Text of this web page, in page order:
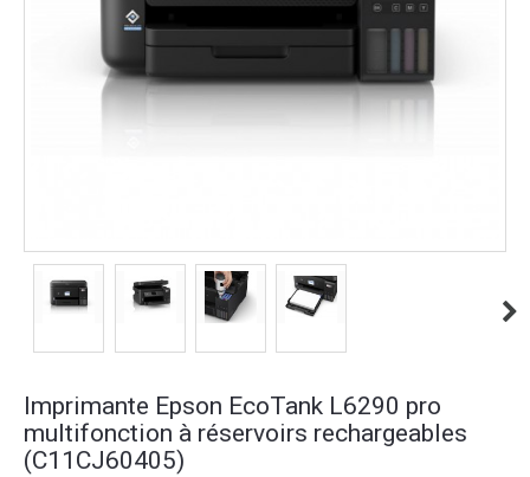
Imprimante Epson EcoTank L6290 pro
multifonction à réservoirs rechargeables
(C11CJ60405)